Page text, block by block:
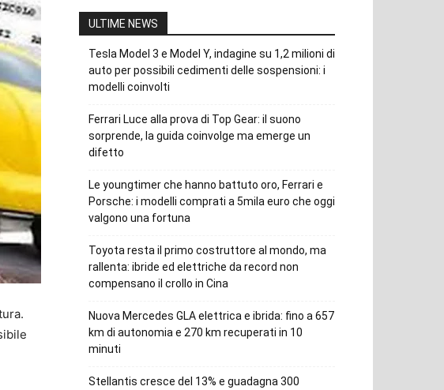
ULTIME NEWS
Tesla Model 3 e Model Y, indagine su 1,2 milioni di
auto per possibili cedimenti delle sospensioni: i
modelli coinvolti
Ferrari Luce alla prova di Top Gear: il suono
sorprende, la guida coinvolge ma emerge un
difetto
Le youngtimer che hanno battuto oro, Ferrari e
Porsche: i modelli comprati a 5mila euro che oggi
valgono una fortuna
Toyota resta il primo costruttore al mondo, ma
rallenta: ibride ed elettriche da record non
compensano il crollo in Cina
Nuova Mercedes GLA elettrica e ibrida: fino a 657
km di autonomia e 270 km recuperati in 10
minuti
Stellantis cresce del 13% e guadagna 300